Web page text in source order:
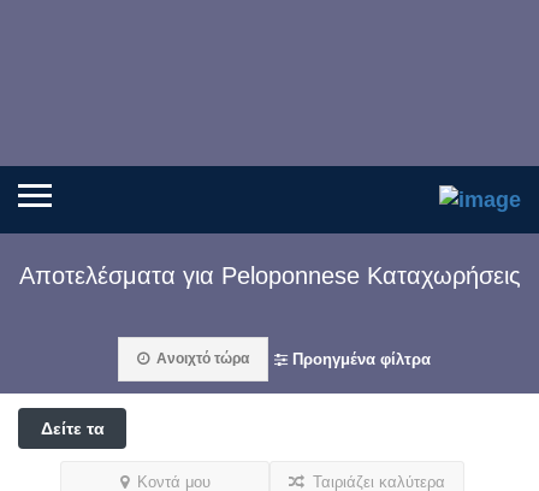
Αποτελέσματα για PeloponneseΚαταχωρήσεις
Ανοιχτό τώρα Προηγμένα φίλτρα
Δείτε τα
Κοντά μου Ταιριάζει καλύτερα